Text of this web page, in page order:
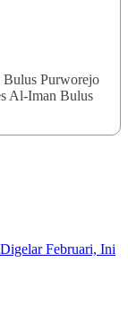
Bulus Purworejo
Al-Iman Bulus
Februari, Ini